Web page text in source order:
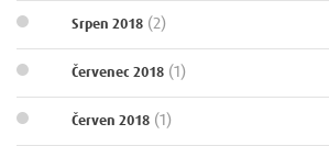
Srpen 2018 (2)
Červenec 2018 (1)
Červen 2018 (1)